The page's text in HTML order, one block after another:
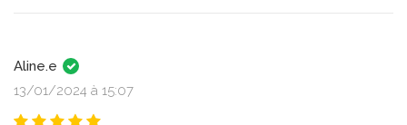
Aline.e
13/01/2024 à 15:07